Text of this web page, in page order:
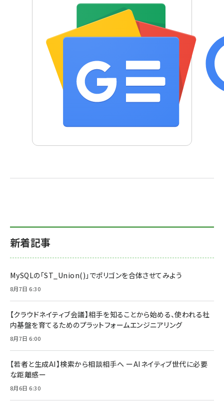
新着記事
MySQLの「ST_Union()」でポリゴンを合体させてみよう
8月7日 6:30
【クラウドネイティブ会議】相手を知ることから始める、使われる社
内基盤を育てるためのプラットフォームエンジニアリング
8月7日 6:00
【若者と生成AI】検索から相談相手へ ーAIネイティブ世代に必要
な距離感ー
8月6日 6:30